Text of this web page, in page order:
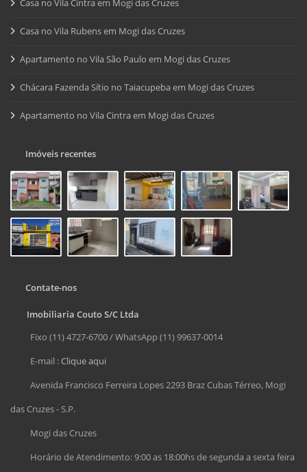
Casa no Vila Cintra em Mogi das Cruzes
Casa no Vila Rubens em Mogi das Cruzes
Apartamento no Vila São Paulo em Mogi das Cruzes
Chácara Fazenda Sítio no Taiacupeba em Mogi das Cruzes
Apartamento no Vila Cintra em Mogi das Cruzes
Imóveis recentes
Contate-nos
Imobiliaria Couto S/C Ltda
Fixo (11) 4727-6700 / WhatsApp (11) 99637-0014
E-mail :Clique aqui
Avenida Francisco Ferreira Lopes 2293 Braz Cubas Térreo, Mogi
das Cruzes - S.P.
Mogi das Cruzes
Horário de Atendimento: 9:00 as 18:00hs de segunda a sexta feira